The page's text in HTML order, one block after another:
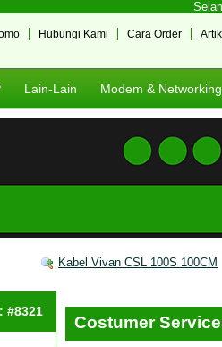
Cara Order
Hubungi Kami
Lain-Lain Modem & Networking
Kabel Vivan CSL 100S 100CM
#8321
Costumer